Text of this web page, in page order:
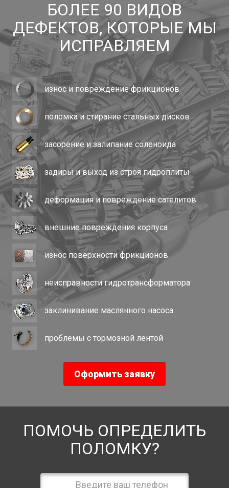
БОЛЕЕ 90 ВИДОВ
ДЕФЕКТОВ, КОТОРЫЕ МЫ
ИСПРАВЛЯЕМ
износ и повреждение фрикционов
поломка и стирание стальных дисков
засорение и залипание соленоида
задиры и выход из строя гидроплиты
деформация и повреждение сателитов
внешние повреждения корпуса
износ поверхности фрикционов
неисправности гидротрансформатора
заклинивание маслянного насоса
проблемы с тормозной лентой
Оформить заявку
ПОМОЧЬ ОПРЕДЕЛИТЬ
ПОЛОМКУ?